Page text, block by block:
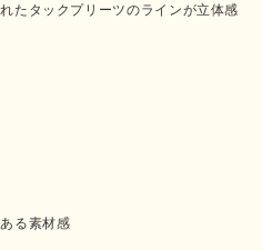
たタックプリーツのラインが立体感
る素材感